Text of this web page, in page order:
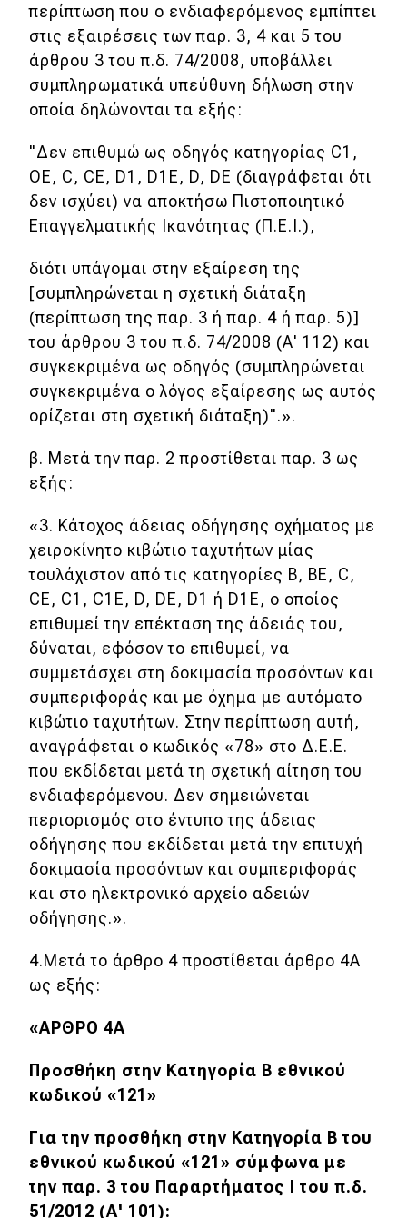
περίπτωση που ο ενδιαφερόμενος εμπίπτει
στις εξαιρέσεις των παρ. 3, 4 και 5 του
άρθρου 3 του π.δ. 74/2008, υποβάλλει
συμπληρωματικά υπεύθυνη δήλωση στην
οποία δηλώνονται τα εξής:
"Δεν επιθυμώ ως οδηγός κατηγορίας C1,
ΟΕ, C, CE, D1, D1E, D, DE (διαγράφεται ότι
δεν ισχύει) να αποκτήσω Πιστοποιητικό
Επαγγελματικής Ικανότητας (Π.Ε.Ι.),
διότι υπάγομαι στην εξαίρεση της
[συμπληρώνεται η σχετική διάταξη
(περίπτωση της παρ. 3 ή παρ. 4 ή παρ. 5)]
του άρθρου 3 του π.δ. 74/2008 (Α' 112) και
συγκεκριμένα ως οδηγός (συμπληρώνεται
συγκεκριμένα ο λόγος εξαίρεσης ως αυτός
ορίζεται στη σχετική διάταξη)".».
β. Μετά την παρ. 2 προστίθεται παρ. 3 ως
εξής:
«3. Κάτοχος άδειας οδήγησης οχήματος με
χειροκίνητο κιβώτιο ταχυτήτων μίας
τουλάχιστον από τις κατηγορίες B, BE, C,
CE, C1, C1E, D, DE, D1 ή D1E, ο οποίος
επιθυμεί την επέκταση της άδειάς του,
δύναται, εφόσον το επιθυμεί, να
συμμετάσχει στη δοκιμασία προσόντων και
συμπεριφοράς και με όχημα με αυτόματο
κιβώτιο ταχυτήτων. Στην περίπτωση αυτή,
αναγράφεται ο κωδικός «78» στο Δ.Ε.Ε.
που εκδίδεται μετά τη σχετική αίτηση του
ενδιαφερόμενου. Δεν σημειώνεται
περιορισμός στο έντυπο της άδειας
οδήγησης που εκδίδεται μετά την επιτυχή
δοκιμασία προσόντων και συμπεριφοράς
και στο ηλεκτρονικό αρχείο αδειών
οδήγησης.».
4.Μετά το άρθρο 4 προστίθεται άρθρο 4Α
ως εξής:
«ΑΡΘΡΟ 4Α
Προσθήκη στην Κατηγορία Β εθνικού
κωδικού «121»
Για την προσθήκη στην Κατηγορία Β του
εθνικού κωδικού «121» σύμφωνα με
την παρ. 3 του Παραρτήματος Ι του π.δ.
51/2012 (Α' 101):